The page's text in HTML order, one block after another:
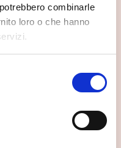
combinarle
loro o che hanno